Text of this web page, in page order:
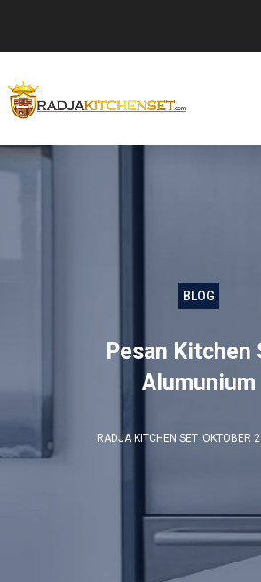
BLOG
Pesan Kitchen
Alumunium
RADJA KITCHEN SET OKTOBER